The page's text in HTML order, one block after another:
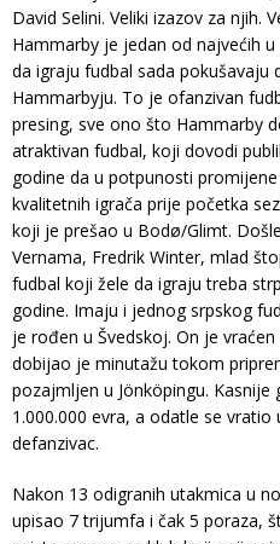
David Selini. Veliki izazov za njih.
Hammarby je jedan od najvećih
da igraju fudbal sada pokušavaju
Hammarbyju. To je ofanzivan
presing, sve ono što Hammarby
atraktivan fudbal, koji dovodi
godine da u potpunosti
kvalitetnih igrača prije početka
koji je prešao u Bodø/Glimt.
Vernama, Fredrik Winter, mlad
fudbal koji žele da igraju treba
godine. Imaju i jednog srpskog
je rođen u Švedskoj. On je
dobijao je minutažu tokom
pozajmljen u Jönköpingu. Kasnije
1.000.000 evra, a odatle se
defanzivac.
Nakon 13 odigranih utakmica u
upisao 7 trijumfa i čak 5 poraza,